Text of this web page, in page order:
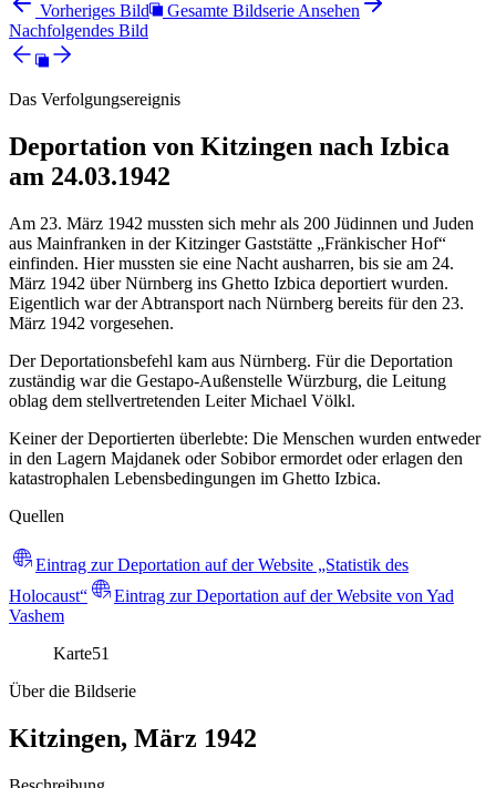
Vorheriges Bild
Gesamte Bildserie Ansehen
Nachfolgendes Bild
Das Verfolgungsereignis
Deportation von Kitzingen nach Izbica
am 24.03.1942
Am 23. März 1942 mussten sich mehr als 200 Jüdinnen und Juden
aus Mainfranken in der Kitzinger Gaststätte „Fränkischer Hof“
einfinden. Hier mussten sie eine Nacht ausharren, bis sie am 24.
März 1942 über Nürnberg ins Ghetto Izbica deportiert wurden.
Eigentlich war der Abtransport nach Nürnberg bereits für den 23.
März 1942 vorgesehen.
Der Deportationsbefehl kam aus Nürnberg. Für die Deportation
zuständig war die Gestapo-Außenstelle Würzburg, die Leitung
oblag dem stellvertretenden Leiter Michael Völkl.
Keiner der Deportierten überlebte: Die Menschen wurden entweder
in den Lagern Majdanek oder Sobibor ermordet oder erlagen den
katastrophalen Lebensbedingungen im Ghetto Izbica.
Quellen
Eintrag zur Deportation auf der Website „Statistik des
Holocaust“
Eintrag zur Deportation auf der Website von Yad
Vashem
Karte51
Über die Bildserie
Kitzingen, März 1942